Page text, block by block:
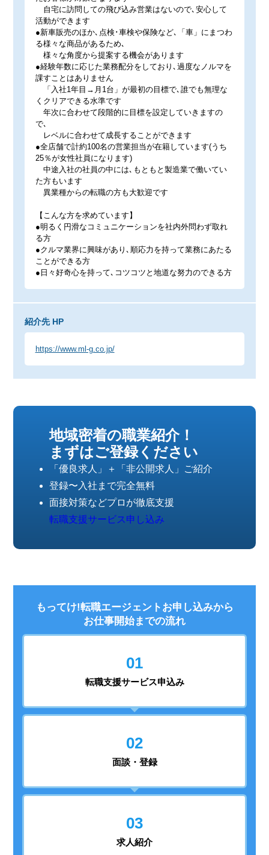
自宅に訪問しての飛び込み営業はないので､安心して
活動ができます
●新車販売のほか､点検･車検や保険など､「車」にまつわ
る様々な商品があるため､
様々な角度から提案する機会があります
●経験年数に応じた業務配分をしており､過度なノルマを
課すことはありません
「入社1年目→月1台」が最初の目標で､誰でも無理な
くクリアできる水準です
年次に合わせて段階的に目標を設定していきますの
で､
レベルに合わせて成長することができます
●全店舗で計約100名の営業担当が在籍しています(うち
25％が女性社員になります)
中途入社の社員の中には､もともと製造業で働いてい
た方もいます
異業種からの転職の方も大歓迎です
【こんな方を求めています】
●明るく円滑なコミュニケーションを社内外問わず取れ
る方
●クルマ業界に興味があり､順応力を持って業務にあたる
ことができる方
●日々好奇心を持って､コツコツと地道な努力のできる方
紹介先 HP
https://www.ml-g.co.jp/
地域密着の職業紹介！
まずはご登録ください
「優良求人」＋「非公開求人」ご紹介
登録〜入社まで完全無料
面接対策などプロが徹底支援
転職支援サービス申し込み
もってけ!転職エージェントお申し込みから
お仕事開始までの流れ
01
転職支援サービス申込み
02
面談・登録
03
求人紹介